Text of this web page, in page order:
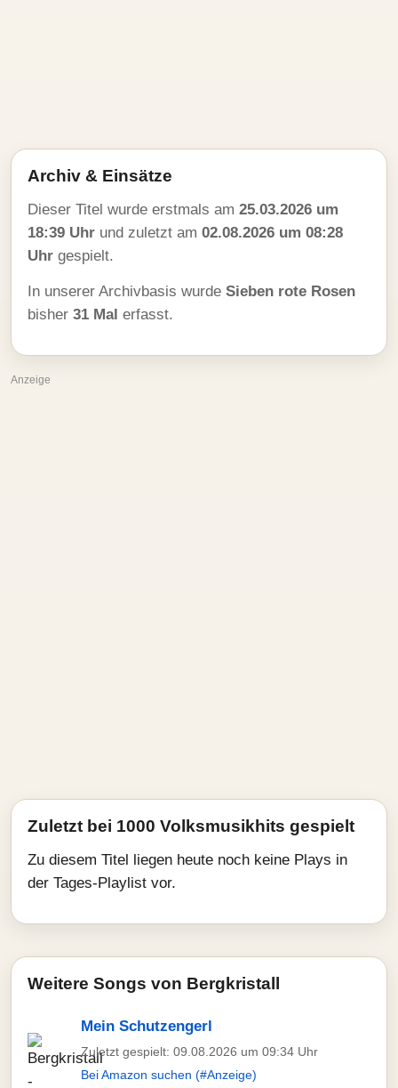
Archiv & Einsätze
Dieser Titel wurde erstmals am 25.03.2026 um
18:39 Uhr und zuletzt am 02.08.2026 um 08:28
Uhr gespielt.
In unserer Archivbasis wurde Sieben rote Rosen
bisher 31 Mal erfasst.
Anzeige
Zuletzt bei 1000 Volksmusikhits gespielt
Zu diesem Titel liegen heute noch keine Plays in
der Tages-Playlist vor.
Weitere Songs von Bergkristall
Mein Schutzengerl
Zuletzt gespielt: 09.08.2026 um 09:34 Uhr
Bei Amazon suchen (#Anzeige)